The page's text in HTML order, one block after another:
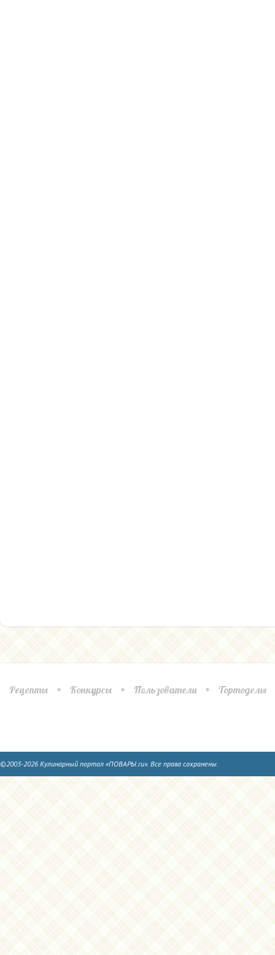
Рецепты Конкурсы Пользователи Тортоделы
©2003-2026 Кулинарный портал «ПОВАРЫ.ru». Все права сохранены.